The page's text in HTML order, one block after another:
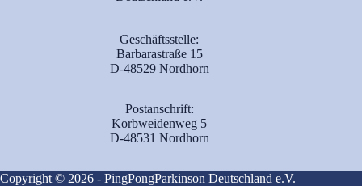
Geschäftsstelle:
Barbarastraße 15
D-48529 Nordhorn
Postanschrift:
Korbweidenweg 5
D-48531 Nordhorn
Copyright © 2026 - PingPongParkinson Deutschland e.V.